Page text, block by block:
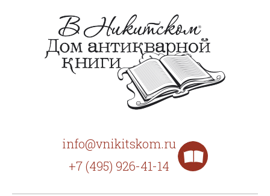
info@vnikitskom.ru
+7 (495) 926-41-14